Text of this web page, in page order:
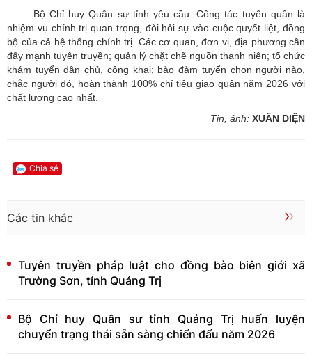
Bộ Chỉ huy Quân sự tỉnh yêu cầu: Công tác tuyển quân là
nhiệm vụ chính trị quan trọng, đòi hỏi sự vào cuộc quyết liệt, đồng
bộ của cả hệ thống chính trị. Các cơ quan, đơn vị, địa phương cần
đẩy mạnh tuyên truyền; quản lý chặt chẽ nguồn thanh niên; tổ chức
khám tuyển dân chủ, công khai; bảo đảm tuyển chọn người nào,
chắc người đó, hoàn thành 100% chỉ tiêu giao quân năm 2026 với
chất lượng cao nhất.
Tin, ảnh: XUÂN DIỆN
Chia sẻ
Các tin khác
Tuyên truyền pháp luật cho đồng bào biên giới xã
Trường Sơn, tỉnh Quảng Trị
Bộ Chỉ huy Quân sư tỉnh Quảng Trị huấn luyện
chuyển trạng thái sẵn sàng chiến đấu năm 2026